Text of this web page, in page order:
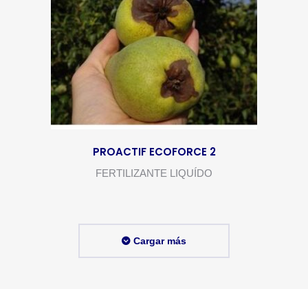
PROACTIF ECOFORCE 2
FERTILIZANTE LIQUÍDO
Cargar más